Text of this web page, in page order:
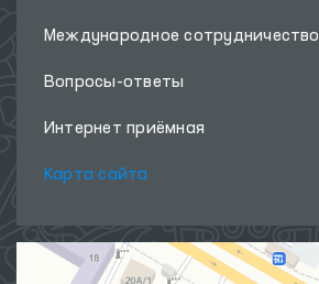
Международное сотрудничество
Вопросы-ответы
Интернет приёмная
Карта сайта